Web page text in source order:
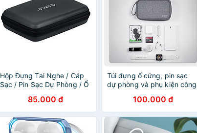
Hộp Đựng Tai Nghe / Cáp
Sạc / Pin Sạc Dự Phòng / Ổ
85.000 đ
Túi đựng ổ cứng, pin sạc
dự phòng và phụ kiện công
Hàng Chính Hãng
100.000 đ